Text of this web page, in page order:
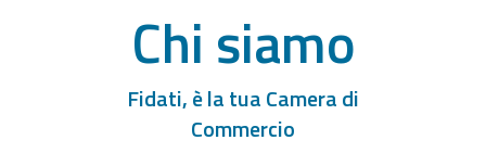
Chi siamo
Fidati, è la tua Camera di
Commercio